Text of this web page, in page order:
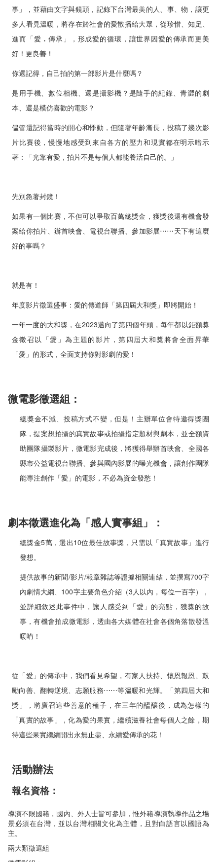
事」，並藉由文字與鏡頭，記錄下台灣最美的人、事、物，讓更
多人看見溫暖，將存在於社會的愛散播給大眾，從珍惜、知足、
進而「愛 ．傳承」，形成愛的循環，讓世界因愛的傳承而更美
好！更良善！
你還記得，自己拍的第一部影片是什麼嗎？
是用手機、數位相機、還是攝影機？是隨手的紀錄、青澀的劇
本、還是模仿喜歡的電影？
儘管還記得當時的開心和悸動，但隨著年齡漸長，投稿了幾次影
片比賽後，慢慢地感受到來自各方的壓力和現實都在明示暗示
著：「光靠有愛，拍片不是每個人都能養活自己的。」
先別急著封鏡！
如果有一個比賽，不但可以爭取百萬總獎金，獲獎後還有機會發
案給你拍片、辦首映會、電視台聯播、參加影展⋯⋯天下有這麼
好的事嗎？
就是有！
年度影片徵選盛事：愛的傳道師「第四屆大和獎」即將開始！
一年一度的大和獎，在2023邁向了第四個年頭，每年都以鉅額獎
金徵召以「愛」為主題的影片，第四屆大和獎將會全面昇華
「愛」的形式，全面支持你對影劇的愛！
微電影徵選組：
總獎金不減、投稿方式不變，但是！主辦單位會特邀得獎團
隊，提案想拍攝的真實故事或拍攝指定題材與劇本，並全額資
助團隊攝製影片，微電影完成後，將獲得舉辦首映會、全國各
縣市公益電視台聯播、參與國內影展的曝光機會，讓創作團隊
能專注創作「愛」的電影，不必為資金發愁！
劇本徵選進化為「感人實事組」：
總獎金5萬，選出10位最佳故事獎，只需以「真實故事」進行
發想。
提供故事的新聞/影片/報章雜誌等證據相關連結，並撰寫700字
內劇情大綱、100字主要角色介紹（3人以內，每位一百字），
並詳細敘述此事件中，讓人感受到「愛」的亮點，獲獎的故
事，有機會拍成微電影，透由各大媒體在社會各個角落散發溫
暖唷！
從「愛」的傳承中，我們看見希望，有家人扶持、懷恩報恩、鼓
勵向善、翻轉逆境、志願服務⋯⋯等溫暖和光輝。「第四屆大和
獎」，將廣召這些善意的種子，在三年的醞釀後，成為怎樣的
「真實的故事」，化為愛的果實，繼續滋養社會每個人之餘，期
待這些果實繼續開出永無止盡、永續愛傳承的花！
活動辦法
報名資格：
導演不限國籍，國內、外人士皆可參加，惟外籍導演執導作品之場
景必須在台灣，並以台灣相關文化為主體，且對白語言以國語為
主。
兩大類徵選組